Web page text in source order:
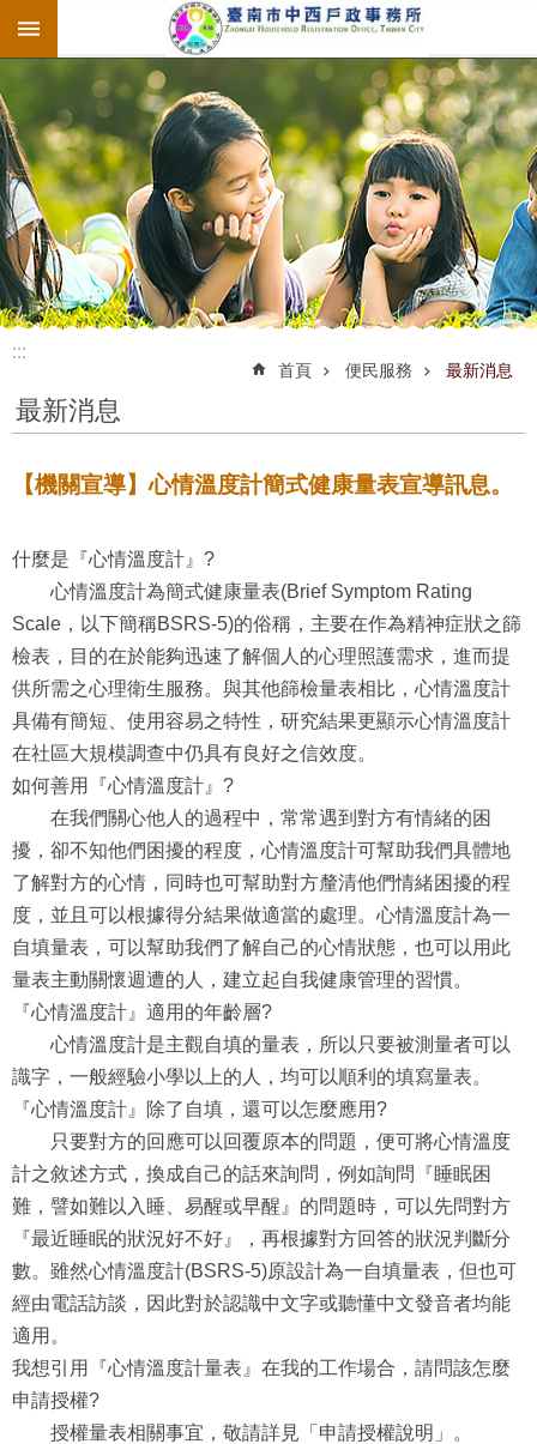
跳到主要內容區塊
:::
:::
首頁 便民服務 最新消息
最新消息
【機關宣導】心情溫度計簡式健康量表宣導訊息。
什麼是『心情溫度計』?
心情溫度計為簡式健康量表(Brief Symptom Rating
Scale，以下簡稱BSRS-5)的俗稱，主要在作為精神症狀之篩
檢表，目的在於能夠迅速了解個人的心理照護需求，進而提
供所需之心理衛生服務。與其他篩檢量表相比，心情溫度計
具備有簡短、使用容易之特性，研究結果更顯示心情溫度計
在社區大規模調查中仍具有良好之信效度。
如何善用『心情溫度計』?
在我們關心他人的過程中，常常遇到對方有情緒的困
擾，卻不知他們困擾的程度，心情溫度計可幫助我們具體地
了解對方的心情，同時也可幫助對方釐清他們情緒困擾的程
度，並且可以根據得分結果做適當的處理。心情溫度計為一
自填量表，可以幫助我們了解自己的心情狀態，也可以用此
量表主動關懷週遭的人，建立起自我健康管理的習慣。
『心情溫度計』適用的年齡層?
心情溫度計是主觀自填的量表，所以只要被測量者可以
識字，一般經驗小學以上的人，均可以順利的填寫量表。
『心情溫度計』除了自填，還可以怎麼應用?
只要對方的回應可以回覆原本的問題，便可將心情溫度
計之敘述方式，換成自己的話來詢問，例如詢問『睡眠困
難，譬如難以入睡、易醒或早醒』的問題時，可以先問對方
『最近睡眠的狀況好不好』，再根據對方回答的狀況判斷分
數。雖然心情溫度計(BSRS-5)原設計為一自填量表，但也可
經由電話訪談，因此對於認識中文字或聽懂中文發音者均能
適用。
我想引用『心情溫度計量表』在我的工作場合，請問該怎麼
申請授權?
授權量表相關事宜，敬請詳見「申請授權說明」。